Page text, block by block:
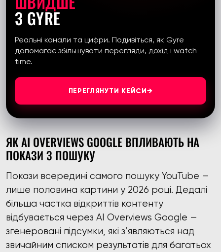
З GYRE
Реальні канали та цифри. Подивіться, як Gyre
допомагає збільшувати перегляди, дохід і watch
time.
ПЕРЕГЛЯНУТИ КЕЙСИ→
ЯК AI OVERVIEWS GOOGLE ВПЛИВАЮТЬ НА
ПОКАЗИ З ПОШУКУ
Покази всередині самого пошуку YouTube —
лише половина картини у 2026 році. Дедалі
більша частка відкриттів контенту
відбувається через AI Overviews Google —
згенеровані підсумки, які з’являються над
звичайним списком результатів для багатьох